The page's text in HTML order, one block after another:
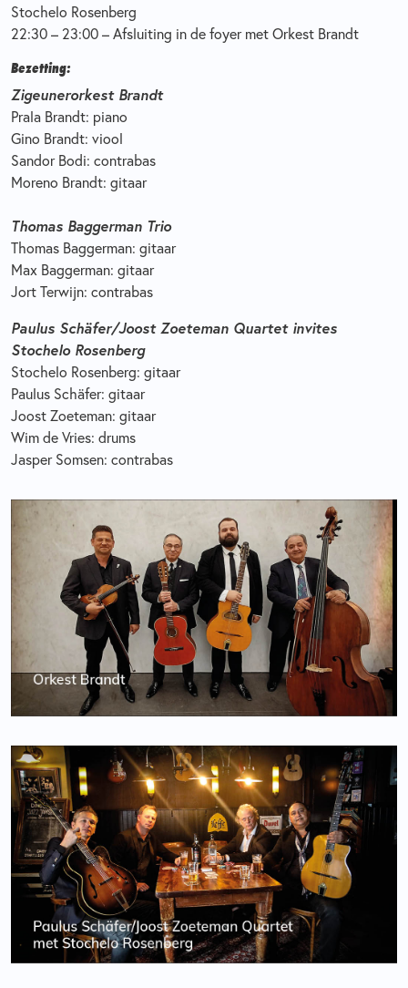
Stochelo Rosenberg
22:30 – 23:00 – Afsluiting in de foyer met Orkest Brandt
Bezetting:
Zigeunerorkest Brandt
Prala Brandt: piano
Gino Brandt: viool
Sandor Bodi: contrabas
Moreno Brandt: gitaar
Thomas Baggerman Trio
Thomas Baggerman: gitaar
Max Baggerman: gitaar
Jort Terwijn: contrabas
Paulus Schäfer/Joost Zoeteman Quartet invites
Stochelo Rosenberg
Stochelo Rosenberg: gitaar
Paulus Schäfer: gitaar
Joost Zoeteman: gitaar
Wim de Vries: drums
Jasper Somsen: contrabas